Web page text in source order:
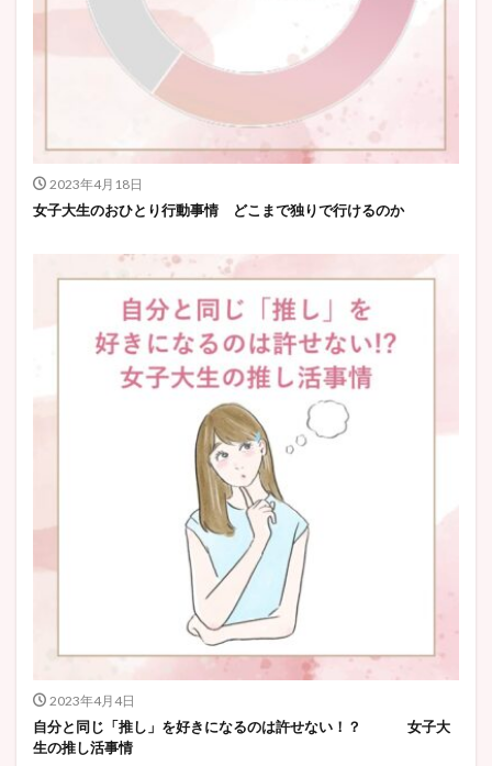
2023年4月18日
女子大生のおひとり行動事情 どこまで独りで行けるのか
2023年4月4日
自分と同じ「推し」を好きになるのは許せない！？ 女子大
生の推し活事情